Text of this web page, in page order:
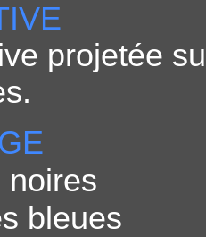
projetée
noires
bleues